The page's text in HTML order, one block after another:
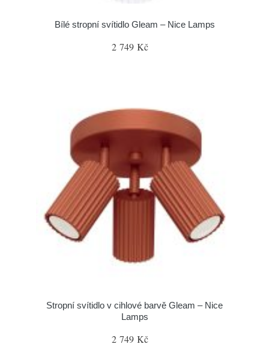
Bílé stropní svítidlo Gleam – Nice Lamps
2 749 Kč
Stropní svítidlo v cihlové barvě Gleam – Nice
Lamps
2 749 Kč